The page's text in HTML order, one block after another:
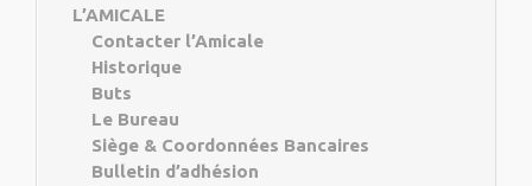
L’AMICALE
Contacter l’Amicale
Historique
Buts
Le Bureau
Siège & Coordonnées Bancaires
Bulletin d’adhésion